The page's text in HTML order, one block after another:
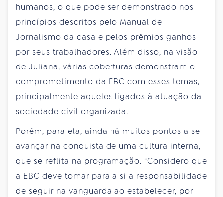
humanos, o que pode ser demonstrado nos
princípios descritos pelo Manual de
Jornalismo da casa e pelos prêmios ganhos
por seus trabalhadores. Além disso, na visão
de Juliana, várias coberturas demonstram o
comprometimento da EBC com esses temas,
principalmente aqueles ligados à atuação da
sociedade civil organizada.
Porém, para ela, ainda há muitos pontos a se
avançar na conquista de uma cultura interna,
que se reflita na programação. “Considero que
a EBC deve tomar para a si a responsabilidade
de seguir na vanguarda ao estabelecer, por